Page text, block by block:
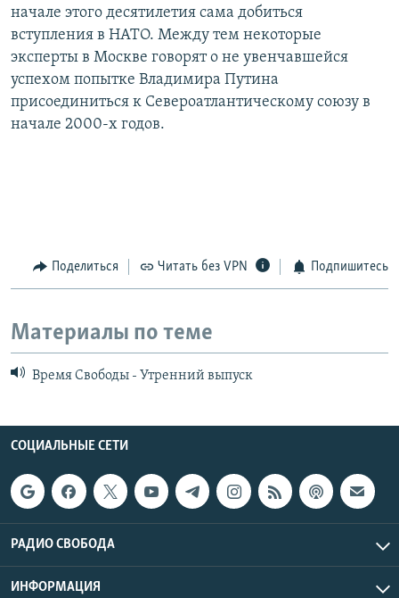
начале этого десятилетия сама добиться
вступления в НАТО. Между тем некоторые
эксперты в Москве говорят о не увенчавшейся
успехом попытке Владимира Путина
присоединиться к Североатлантическому союзу в
начале 2000-х годов.
Поделиться Читать без VPN Подпишитесь
Материалы по теме
Время Свободы - Утренний выпуск
СОЦИАЛЬНЫЕ СЕТИ
РАДИО СВОБОДА
ИНФОРМАЦИЯ